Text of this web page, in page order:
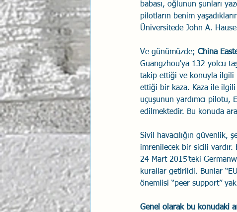
babası, oğlunun şunları
pilotların benim
Üniversitede John A.
Ve günümüzde; China
Guangzhou'ya 132 yolcu
takip ettiği ve konuyla ilgili
ettiği bir kaza. Kaza ile ilgili
uçuşunun yardımcı pilotu,
edilmektedir. Bu konuda
Sivil havacılığın güvenlik,
imrenilecek bir sicili vardır.
24 Mart 2015'teki
kurallar getirildi. Bunlar
önemlisi “peer support”
Genel olarak bu konudaki